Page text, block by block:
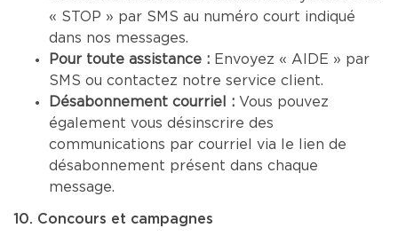
« STOP » par SMS au numéro court indiqué
dans nos messages.
Pour toute assistance : Envoyez « AIDE » par
SMS ou contactez notre service client.
Désabonnement courriel : Vous pouvez
également vous désinscrire des
communications par courriel via le lien de
désabonnement présent dans chaque
message.
10. Concours et campagnes